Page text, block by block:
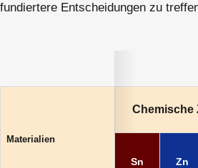
fundiertere Entscheidungen zu
Materialien
Chemische
Sn Zn